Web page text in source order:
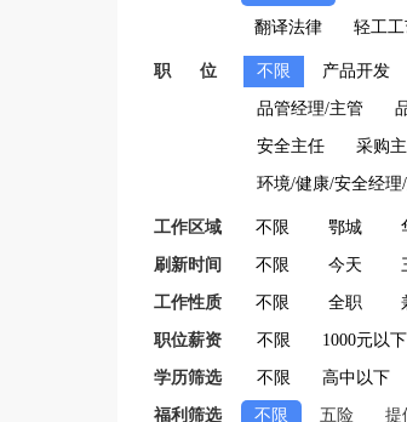
翻译法律 轻工
职 位 不限 产品开发
品管经理/主管
安全主任 采购
环境/健康/安全经理/
工作区域 不限 鄂城
刷新时间 不限 今天
工作性质 不限 全职
职位薪资 不限 1000元以下
学历筛选 不限 高中以下
福利筛选 不限 五险 提